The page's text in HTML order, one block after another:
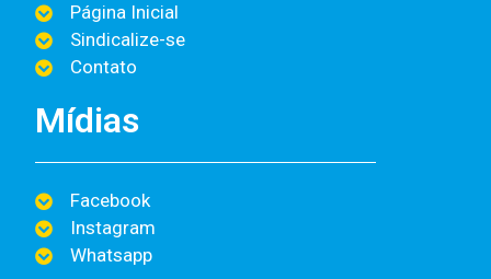
Página Inicial
Sindicalize-se
Contato
Mídias
Facebook
Instagram
Whatsapp